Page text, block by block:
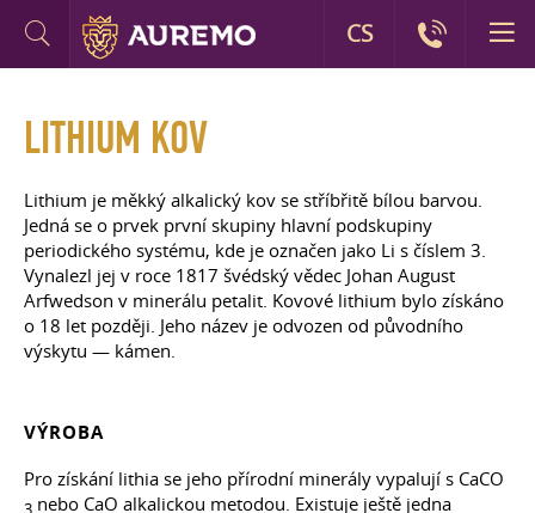
LITHIUM KOV
Lithium je měkký alkalický kov se stříbřitě bílou barvou.
Jedná se o prvek první skupiny hlavní podskupiny
periodického systému, kde je označen jako Li s číslem 3.
Vynalezl jej v roce 1817 švédský vědec Johan August
Arfwedson v minerálu petalit. Kovové lithium bylo získáno
o 18 let později. Jeho název je odvozen od původního
výskytu — kámen.
VÝROBA
Pro získání lithia se jeho přírodní minerály vypalují s CaCO
nebo CaO alkalickou metodou. Existuje ještě jedna
CS